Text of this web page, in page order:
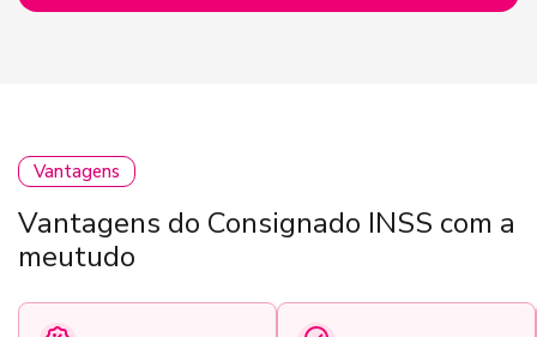
Vantagens
Vantagens do Consignado INSS com a
meutudo